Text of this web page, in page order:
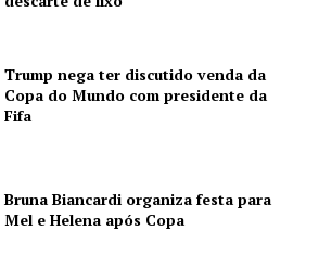
Trump nega ter discutido venda da
Copa do Mundo com presidente da
Fifa
Bruna Biancardi organiza festa para
Mel e Helena após Copa